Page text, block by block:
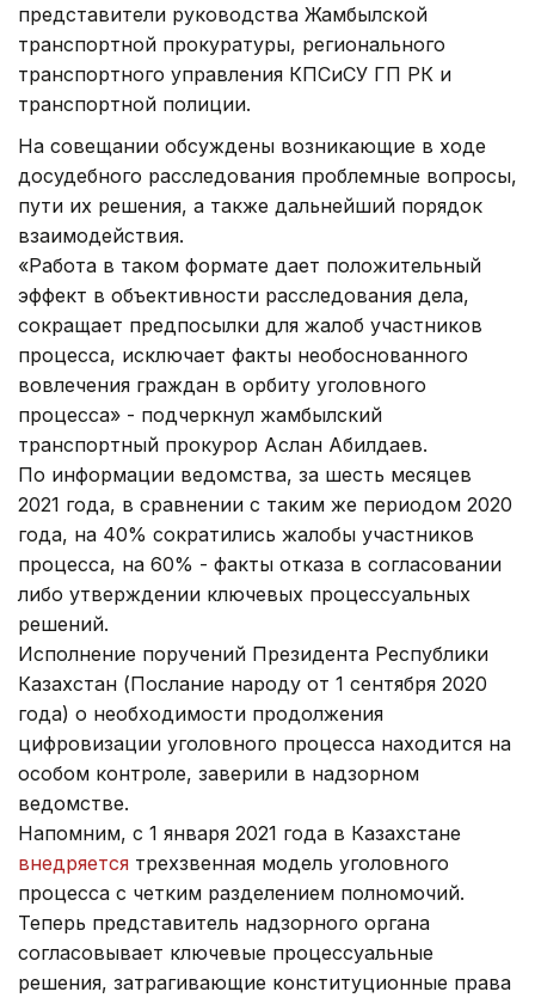
представители руководства Жамбылской
транспортной прокуратуры, регионального
транспортного управления КПСиСУ ГП РК и
транспортной полиции.
На совещании обсуждены возникающие в ходе
досудебного расследования проблемные вопросы,
пути их решения, а также дальнейший порядок
взаимодействия.
«Работа в таком формате дает положительный
эффект в объективности расследования дела,
сокращает предпосылки для жалоб участников
процесса, исключает факты необоснованного
вовлечения граждан в орбиту уголовного
процесса» - подчеркнул жамбылский
транспортный прокурор Аслан Абилдаев.
По информации ведомства, за шесть месяцев
2021 года, в сравнении с таким же периодом 2020
года, на 40% сократились жалобы участников
процесса, на 60% - факты отказа в согласовании
либо утверждении ключевых процессуальных
решений.
Исполнение поручений Президента Республики
Казахстан (Послание народу от 1 сентября 2020
года) о необходимости продолжения
цифровизации уголовного процесса находится на
особом контроле, заверили в надзорном
ведомстве.
Напомним, с 1 января 2021 года в Казахстане
внедряется трехзвенная модель уголовного
процесса с четким разделением полномочий.
Теперь представитель надзорного органа
согласовывает ключевые процессуальные
решения, затрагивающие конституционные права